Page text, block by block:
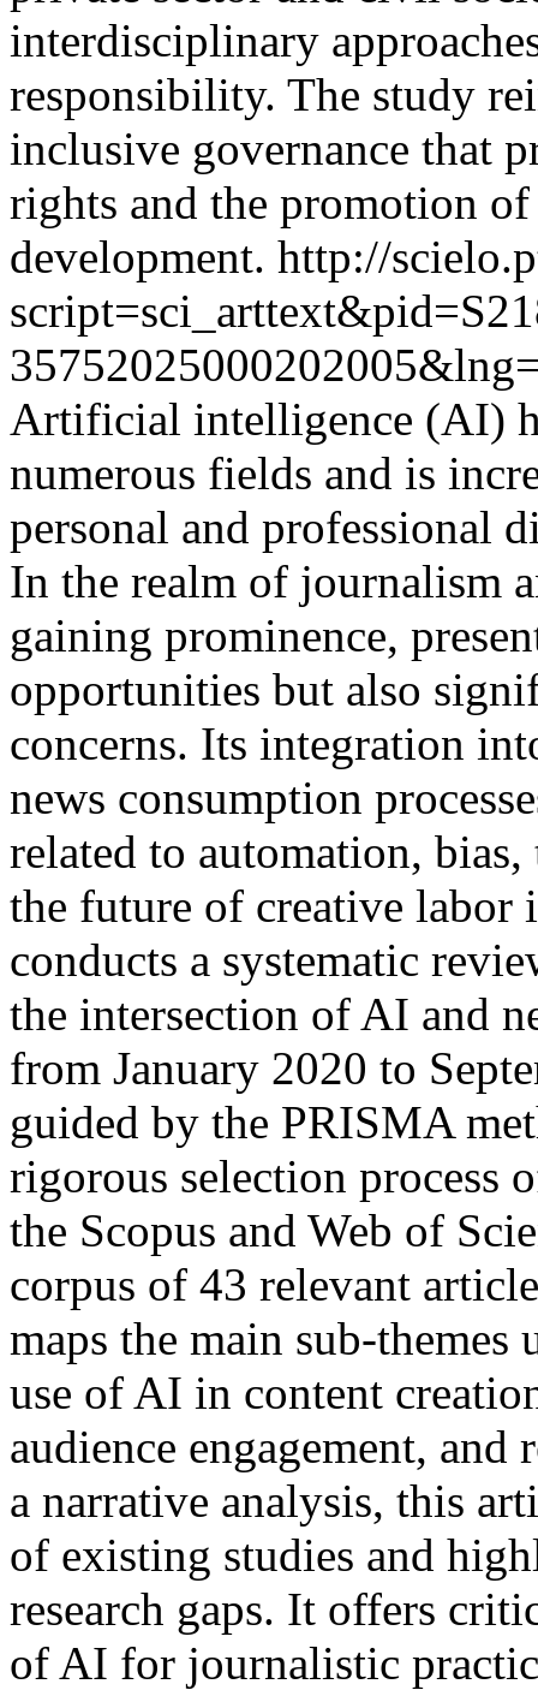
interdisciplinary
responsibility. The study
inclusive governance that
rights and the promotion
development. http://
Artificial intelligence (AI)
numerous fields and is
personal and professional
In the realm of journalism
gaining prominence,
opportunities but also
concerns. Its integration
news consumption
related to automation,
the future of creative labor
conducts a systematic
the intersection of AI and
from January 2020 to
guided by the PRISMA
rigorous selection process
the Scopus and Web of
corpus of 43 relevant
maps the main sub-themes
use of AI in content
audience engagement,
a narrative analysis, this
of existing studies and
research gaps. It offers
of AI for journalistic